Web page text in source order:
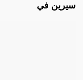
سيرين في